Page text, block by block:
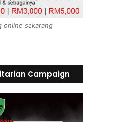
online sekarang
Campaign